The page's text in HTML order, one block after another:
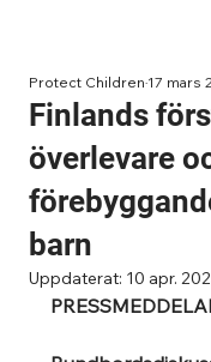
Finlands
överlevare
barn
Protect Children17 mars
Uppdaterat: 10 apr.